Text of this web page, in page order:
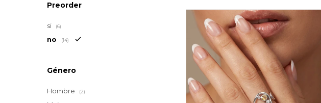
Preorder
si (6)
no (14)
Género
Hombre (2)